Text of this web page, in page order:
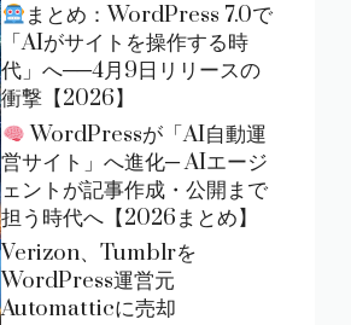
まとめ：WordPress 7.0で
「AIがサイトを操作する時
代」へ──4月9日リリースの
衝撃【2026】
WordPressが「AI自動運
営サイト」へ進化─ AIエージ
ェントが記事作成・公開まで
担う時代へ【2026まとめ】
Verizon、Tumblrを
WordPress運営元
Automatticに売却